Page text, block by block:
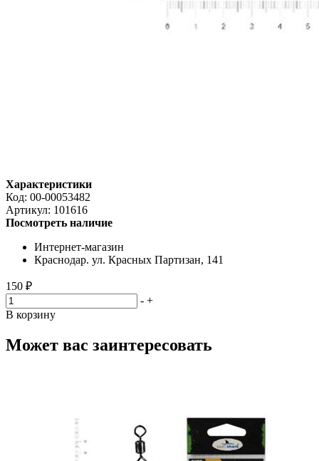
Характеристики
Код: 00-00053482
Артикул: 101616
Посмотреть наличие
Интернет-магазин
Краснодар. ул. Красных Партизан, 141
150 ₽
- +
В корзину
Может вас заинтересовать